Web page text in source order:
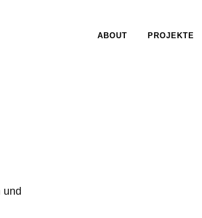
ABOUT PROJEKTE
und